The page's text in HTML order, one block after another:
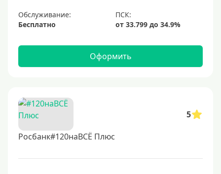
Обслуживание:
Бесплатно
Оформить
5
Росбанк#120наВСЁ Плюс